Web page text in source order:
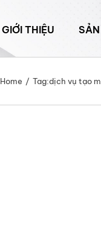
GIỚI THIỆU
Home Tag:dịch vụ tạo